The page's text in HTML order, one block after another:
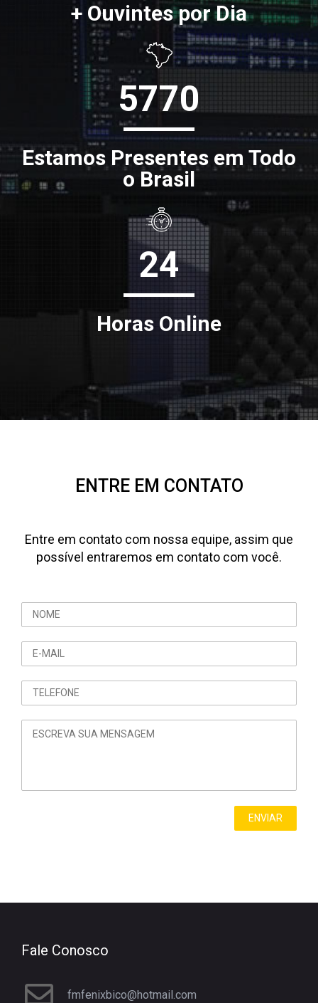
+ Ouvintes por Dia
5770
Estamos Presentes em Todo
o Brasil
24
Horas Online
ENTRE EM CONTATO
Entre em contato com nossa equipe, assim que
possível entraremos em contato com você.
Fale Conosco
fmfenixbico@hotmail.com